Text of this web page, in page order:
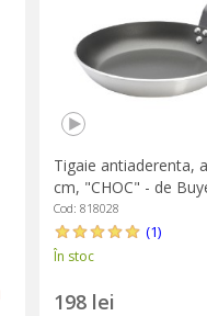
Tigaie antiaderenta,
cm, "CHOC" - de
Cod: 818028
(1)
În stoc
198 lei